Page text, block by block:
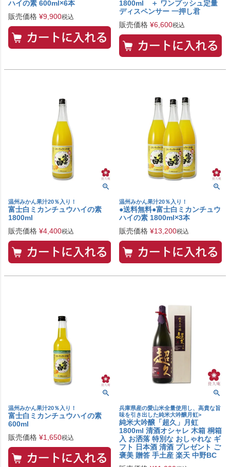
ハイの素 600ml×6本
販売価格 ¥9,900税込
1800ml ＋ ワンプッシュ定量
ディスペンサー 一押し君
販売価格 ¥6,600税込
温州みかん果汁20％入り！
富士白ミカンチュウハイの素
1800ml
販売価格 ¥4,400税込
温州みかん果汁20％入り！
●送料無料●富士白ミカンチュウ
ハイの素 1800ml×3本
販売価格 ¥13,200税込
温州みかん果汁20％入り！
富士白ミカンチュウハイの素
600ml
販売価格 ¥1,650税込
兵庫県産の愛山米全量使用し、高貴な旨
味を引き出した純米大吟醸月虹>
純米大吟醸「超久」月虹
1800ml 清酒オシャレ 木箱 桐箱
入 お洒落 特別な おしゃれな ギ
フト 日本酒 清酒 プレゼント ご
褒美 贈答 手土産 楽天 中野BC